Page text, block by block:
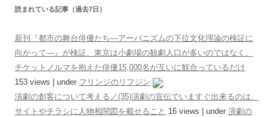
読まれている記事（過去7日）
新刊『都市の舞台俳優たち―アーバニズムの下位文化理論の検証に
向かって―』が検証、東京は小劇場の観劇人口が多いのではなく、
チケットノルマを抱えた俳優15,000名が互いに観合っているだけ
153 views
under フリンジのリフジン
演劇の創客について考える／(35)演劇の宣伝でいますぐ出来るのは、
サイトやチラシに人物相関図を載せること 16 views under 演劇の